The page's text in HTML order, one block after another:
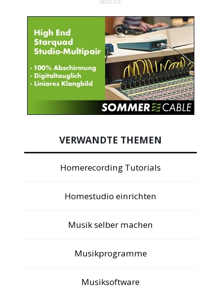
ANZEIGE
VERWANDTE THEMEN
Homerecording Tutorials
Homestudio einrichten
Musik selber machen
Musikprogramme
Musiksoftware